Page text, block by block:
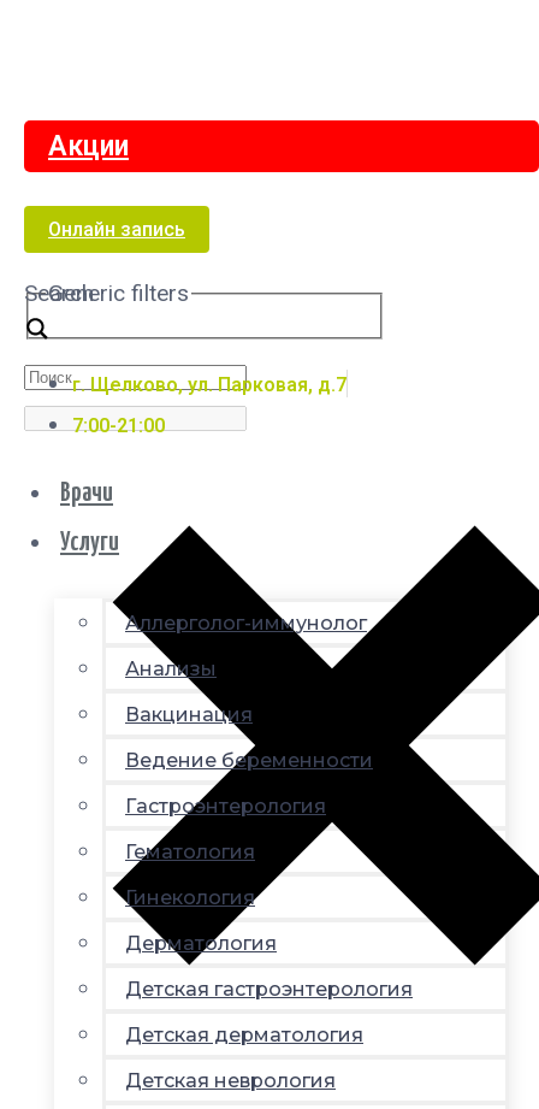
Акции
Онлайн запись
Search
Generic filters
г. Щелково, ул. Парковая, д.7
7:00-21:00
Врачи
Услуги
Аллерголог-иммунолог
Анализы
Вакцинация
Ведение беременности
Гастроэнтерология
Гематология
Гинекология
Дерматология
Детская гастроэнтерология
Детская дерматология
Детская неврология